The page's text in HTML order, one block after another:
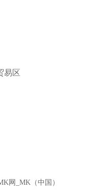
易区
网_MK（中国）